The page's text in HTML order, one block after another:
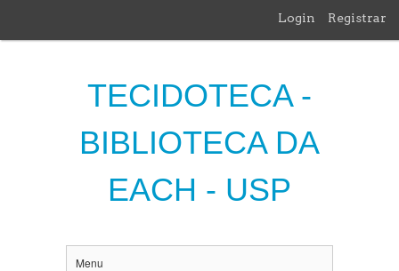
Login Registrar
TECIDOTECA -
BIBLIOTECA DA
EACH - USP
Menu